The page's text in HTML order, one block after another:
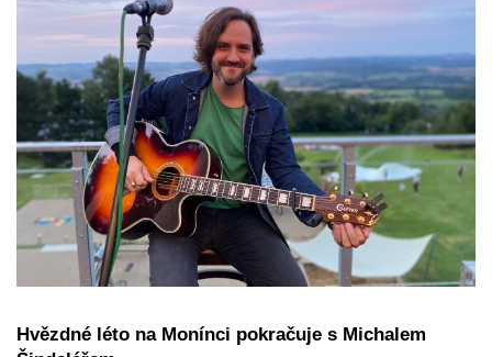
Hvězdné léto na Monínci pokračuje s Michalem